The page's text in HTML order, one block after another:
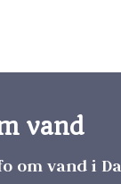
vand
om vand i